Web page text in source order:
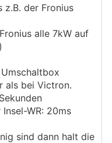
3
die jeweils
z.B. der Fronius
alle 7kW auf
als bei Victron.
WR: 20ms
sind dann halt die